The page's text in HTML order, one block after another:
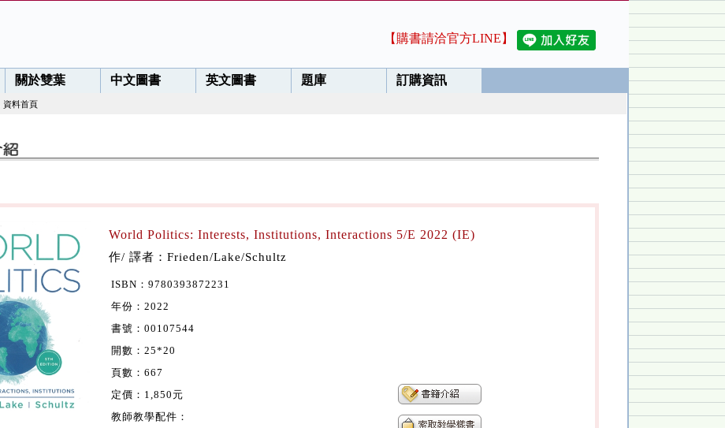
【購書請洽官方LINE】
關於雙葉 中文圖書 英文圖書 題庫 訂購資訊
資料首頁
World Politics: Interests, Institutions, Interactions 5/E 2022 (IE)
作/ 譯者：Frieden/Lake/Schultz
ISBN：9780393872231
年份：2022
書號：00107544
開數：25*20
頁數：667
定價：1,850元
教師教學配件：